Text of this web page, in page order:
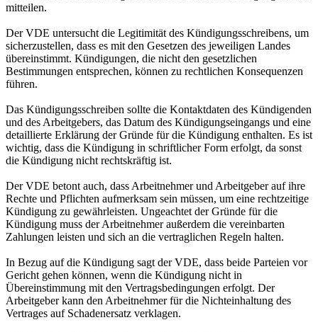
mitteilen.
Der VDE untersucht die Legitimität des Kündigungsschreibens, um
sicherzustellen, dass es mit den Gesetzen des jeweiligen Landes
übereinstimmt. Kündigungen, die nicht den gesetzlichen
Bestimmungen entsprechen, können zu rechtlichen Konsequenzen
führen.
Das Kündigungsschreiben sollte die Kontaktdaten des Kündigenden
und des Arbeitgebers, das Datum des Kündigungseingangs und eine
detaillierte Erklärung der Gründe für die Kündigung enthalten. Es ist
wichtig, dass die Kündigung in schriftlicher Form erfolgt, da sonst
die Kündigung nicht rechtskräftig ist.
Der VDE betont auch, dass Arbeitnehmer und Arbeitgeber auf ihre
Rechte und Pflichten aufmerksam sein müssen, um eine rechtzeitige
Kündigung zu gewährleisten. Ungeachtet der Gründe für die
Kündigung muss der Arbeitnehmer außerdem die vereinbarten
Zahlungen leisten und sich an die vertraglichen Regeln halten.
In Bezug auf die Kündigung sagt der VDE, dass beide Parteien vor
Gericht gehen können, wenn die Kündigung nicht in
Übereinstimmung mit den Vertragsbedingungen erfolgt. Der
Arbeitgeber kann den Arbeitnehmer für die Nichteinhaltung des
Vertrages auf Schadenersatz verklagen.